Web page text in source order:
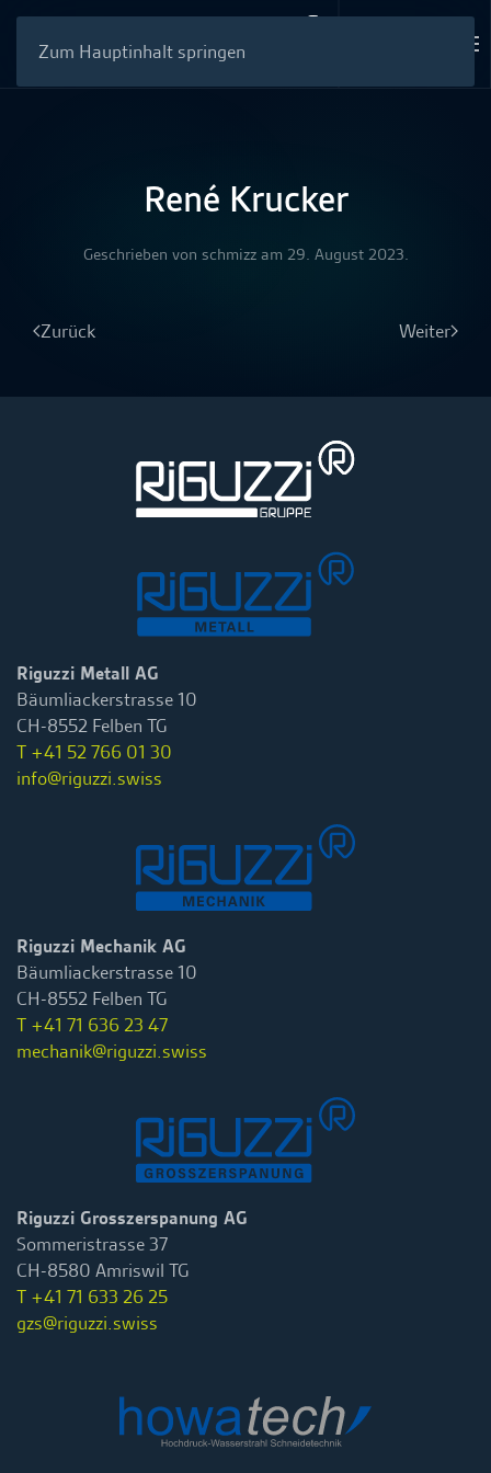
Zum Hauptinhalt springen
René Krucker
Geschrieben von schmizzam 29. August 2023.
Zurück Weiter
Riguzzi Metall AG
Bäumliackerstrasse 10
CH-8552 Felben TG
T +41 52 766 01 30
info@riguzzi.swiss
Riguzzi Mechanik AG
Bäumliackerstrasse 10
CH-8552 Felben TG
T +41 71 636 23 47
mechanik@riguzzi.swiss
Riguzzi Grosszerspanung AG
Sommeristrasse 37
CH-8580 Amriswil TG
T +41 71 633 26 25
gzs@riguzzi.swiss